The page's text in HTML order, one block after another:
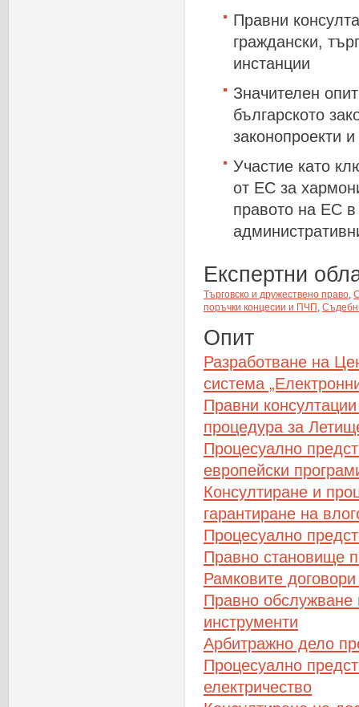
Правни
граждански,
инстанции
Значителен
българското
законопроекти
Участие като
от ЕС за
правото на ЕС в
Експертни
Търговско и дружествено право,
поръчки концесии и ПЧП ,
Опит
Разработване на
система
Правни
процедура за
Процесуално
европейски
Консултиране и
гарантиране на
Процесуално
Правно становище
Рамковите
Правно обслужване
инструменти
Арбитражно дело
Процесуално
електричество